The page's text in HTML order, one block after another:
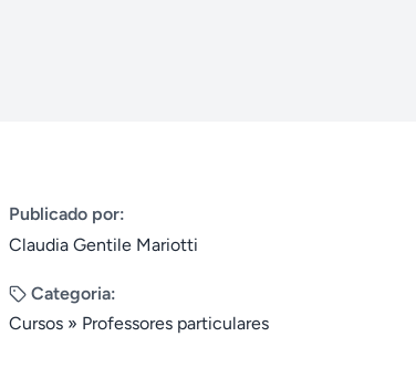
Publicado por:
Claudia Gentile Mariotti
Categoria:
Cursos » Professores particulares